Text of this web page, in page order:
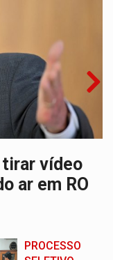
R$ 12
mesmo
vídeo
ar em RO
PROCESSO